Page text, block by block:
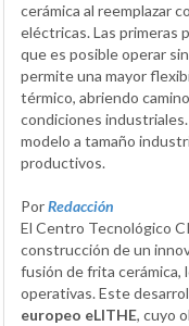
cerámica al reemplazar
eléctricas. Las primeras
que es posible operar
permite una mayor
térmico, abriendo
condiciones
modelo a tamaño
productivos.
PorRedacción
El Centro Tecnológico
construcción de un
fusión de frita cerámica,
operativas. Este
europeo eLITHE, cuyo